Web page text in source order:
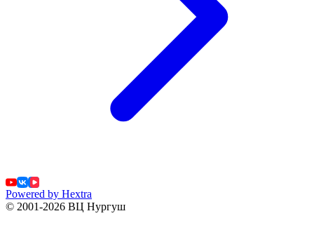
Powered by Hextra
© 2001-2026 ВЦ Нургуш